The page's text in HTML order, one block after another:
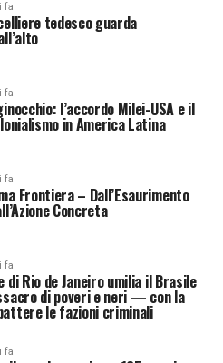
fa
tedesco guarda
fa
l’accordo Milei-USA e il
in America Latina
fa
Frontiera – Dall’Esaurimento
Concreta
fa
di Rio de Janeiro umilia il Brasile
di poveri e neri — con la
le fazioni criminali
fa